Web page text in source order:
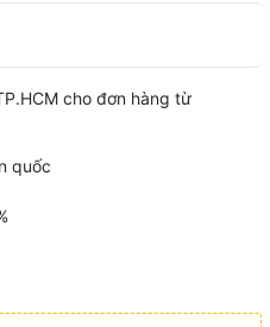
cho đơn hàng từ
quốc